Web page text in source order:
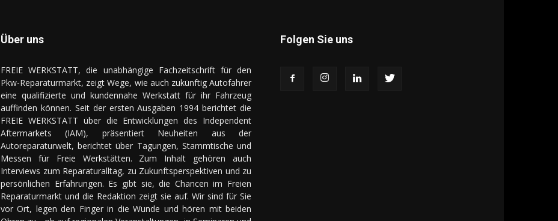
Über uns
FREIE WERKSTATT, die unabhängige Fachzeitschrift für den
Pkw-Reparaturmarkt, zeigt Wege, wie auch zukünftig Autofahrer
eine qualifizierte und kundennahe Werkstatt für ihr Fahrzeug
auffinden können. Seit der ersten Ausgaben 1994 berichtet die
FREIE WERKSTATT über die Entwicklungen des Independent
Aftermarkets (IAM), präsentiert Neuheiten aus der
Autoreparaturwelt, berichtet über Tagungen, Stammtische und
Messen für Freie Werkstätten. Zum Inhalt gehören auch
Interviews zum Reparaturalltag, zu Zukunftsperspektiven und zu
persönlichen Erfahrungen. Es gibt sie, die Chancen im Freien
Reparaturmarkt und die Redaktion zeigt sie auf. Wir sind für Sie
vor Ort, legen den Finger in die Wunde und hören mit beiden
Folgen Sie uns